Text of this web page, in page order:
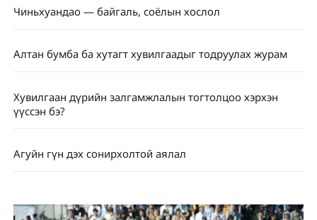
Чиньхуандао — байгаль, соёлын хослол
Алтан бумба ба хутагт хувилгаадыг тодруулах журам
Хувилгаан дүрийн залгамжлалын тогтолцоо хэрхэн
үүссэн бэ?
Агуйн гүн дэх сонирхолтой аялал